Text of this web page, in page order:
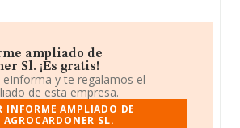
ampliado de
Sl. ¡Es gratis!
eInforma y te regalamos el
de esta empresa.
INFORME AMPLIADO DE
AGROCARDONER SL.